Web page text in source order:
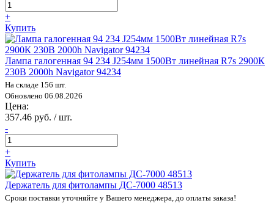
+
Купить
Лампа галогенная 94 234 J254мм 1500Вт линейная R7s 2900К
230В 2000h Navigator 94234
На складе 156 шт.
Обновлено 06.08.2026
Цена:
357.46 руб. / шт.
-
+
Купить
Держатель для фитолампы ДС-7000 48513
Сроки поставки уточняйте у Вашего менеджера, до оплаты заказа!